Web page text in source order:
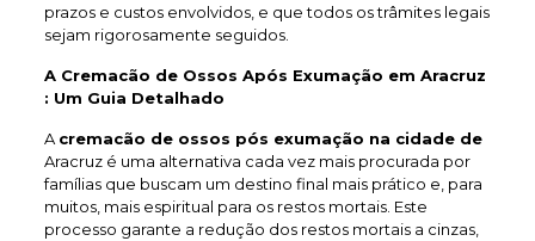
prazos e custos envolvidos, e que todos os trâmites legais
sejam rigorosamente seguidos.
A Cremacão de Ossos Após Exumação em Aracruz
: Um Guia Detalhado
A cremacão de ossos pós exumação na cidade de
Aracruz é uma alternativa cada vez mais procurada por
famílias que buscam um destino final mais prático e, para
muitos, mais espiritual para os restos mortais. Este
processo garante a redução dos restos mortais a cinzas,